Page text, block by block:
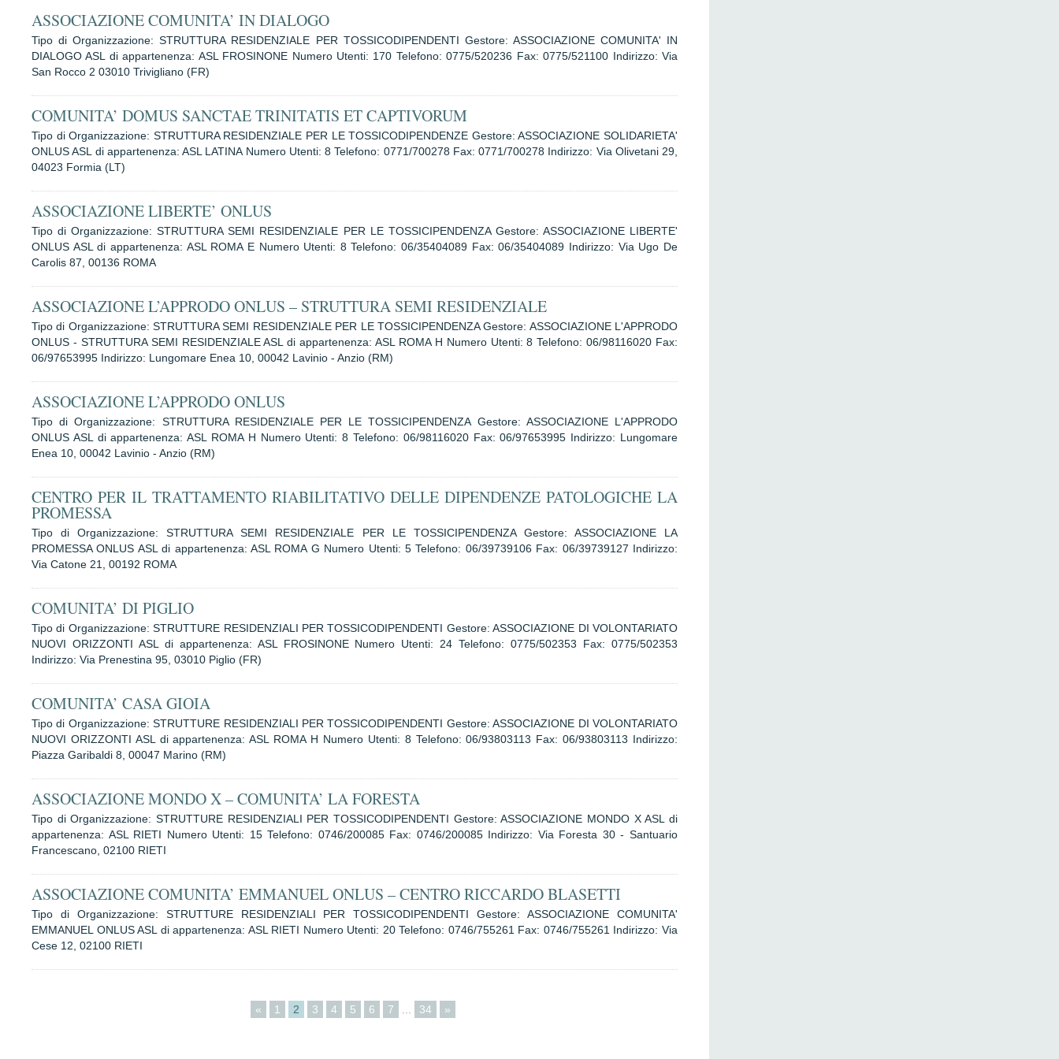
ASSOCIAZIONE COMUNITA’ IN DIALOGO
Tipo di Organizzazione: STRUTTURA RESIDENZIALE PER TOSSICODIPENDENTI Gestore: ASSOCIAZIONE COMUNITA' IN
DIALOGO ASL di appartenenza: ASL FROSINONE Numero Utenti: 170 Telefono: 0775/520236 Fax: 0775/521100 Indirizzo: Via
San Rocco 2 03010 Trivigliano (FR)
COMUNITA’ DOMUS SANCTAE TRINITATIS ET CAPTIVORUM
Tipo di Organizzazione: STRUTTURA RESIDENZIALE PER LE TOSSICODIPENDENZE Gestore: ASSOCIAZIONE SOLIDARIETA'
ONLUS ASL di appartenenza: ASL LATINA Numero Utenti: 8 Telefono: 0771/700278 Fax: 0771/700278 Indirizzo: Via Olivetani 29,
04023 Formia (LT)
ASSOCIAZIONE LIBERTE’ ONLUS
Tipo di Organizzazione: STRUTTURA SEMI RESIDENZIALE PER LE TOSSICIPENDENZA Gestore: ASSOCIAZIONE LIBERTE'
ONLUS ASL di appartenenza: ASL ROMA E Numero Utenti: 8 Telefono: 06/35404089 Fax: 06/35404089 Indirizzo: Via Ugo De
Carolis 87, 00136 ROMA
ASSOCIAZIONE L’APPRODO ONLUS – STRUTTURA SEMI RESIDENZIALE
Tipo di Organizzazione: STRUTTURA SEMI RESIDENZIALE PER LE TOSSICIPENDENZA Gestore: ASSOCIAZIONE L'APPRODO
ONLUS - STRUTTURA SEMI RESIDENZIALE ASL di appartenenza: ASL ROMA H Numero Utenti: 8 Telefono: 06/98116020 Fax:
06/97653995 Indirizzo: Lungomare Enea 10, 00042 Lavinio - Anzio (RM)
ASSOCIAZIONE L’APPRODO ONLUS
Tipo di Organizzazione: STRUTTURA RESIDENZIALE PER LE TOSSICIPENDENZA Gestore: ASSOCIAZIONE L'APPRODO
ONLUS ASL di appartenenza: ASL ROMA H Numero Utenti: 8 Telefono: 06/98116020 Fax: 06/97653995 Indirizzo: Lungomare
Enea 10, 00042 Lavinio - Anzio (RM)
CENTRO PER IL TRATTAMENTO RIABILITATIVO DELLE DIPENDENZE PATOLOGICHE LA
PROMESSA
Tipo di Organizzazione: STRUTTURA SEMI RESIDENZIALE PER LE TOSSICIPENDENZA Gestore: ASSOCIAZIONE LA
PROMESSA ONLUS ASL di appartenenza: ASL ROMA G Numero Utenti: 5 Telefono: 06/39739106 Fax: 06/39739127 Indirizzo:
Via Catone 21, 00192 ROMA
COMUNITA’ DI PIGLIO
Tipo di Organizzazione: STRUTTURE RESIDENZIALI PER TOSSICODIPENDENTI Gestore: ASSOCIAZIONE DI VOLONTARIATO
NUOVI ORIZZONTI ASL di appartenenza: ASL FROSINONE Numero Utenti: 24 Telefono: 0775/502353 Fax: 0775/502353
Indirizzo: Via Prenestina 95, 03010 Piglio (FR)
COMUNITA’ CASA GIOIA
Tipo di Organizzazione: STRUTTURE RESIDENZIALI PER TOSSICODIPENDENTI Gestore: ASSOCIAZIONE DI VOLONTARIATO
NUOVI ORIZZONTI ASL di appartenenza: ASL ROMA H Numero Utenti: 8 Telefono: 06/93803113 Fax: 06/93803113 Indirizzo:
Piazza Garibaldi 8, 00047 Marino (RM)
ASSOCIAZIONE MONDO X – COMUNITA’ LA FORESTA
Tipo di Organizzazione: STRUTTURE RESIDENZIALI PER TOSSICODIPENDENTI Gestore: ASSOCIAZIONE MONDO X ASL di
appartenenza: ASL RIETI Numero Utenti: 15 Telefono: 0746/200085 Fax: 0746/200085 Indirizzo: Via Foresta 30 - Santuario
Francescano, 02100 RIETI
ASSOCIAZIONE COMUNITA’ EMMANUEL ONLUS – CENTRO RICCARDO BLASETTI
Tipo di Organizzazione: STRUTTURE RESIDENZIALI PER TOSSICODIPENDENTI Gestore: ASSOCIAZIONE COMUNITA'
EMMANUEL ONLUS ASL di appartenenza: ASL RIETI Numero Utenti: 20 Telefono: 0746/755261 Fax: 0746/755261 Indirizzo: Via
Cese 12, 02100 RIETI
« 1 2 3 4 5 6 7 34 »